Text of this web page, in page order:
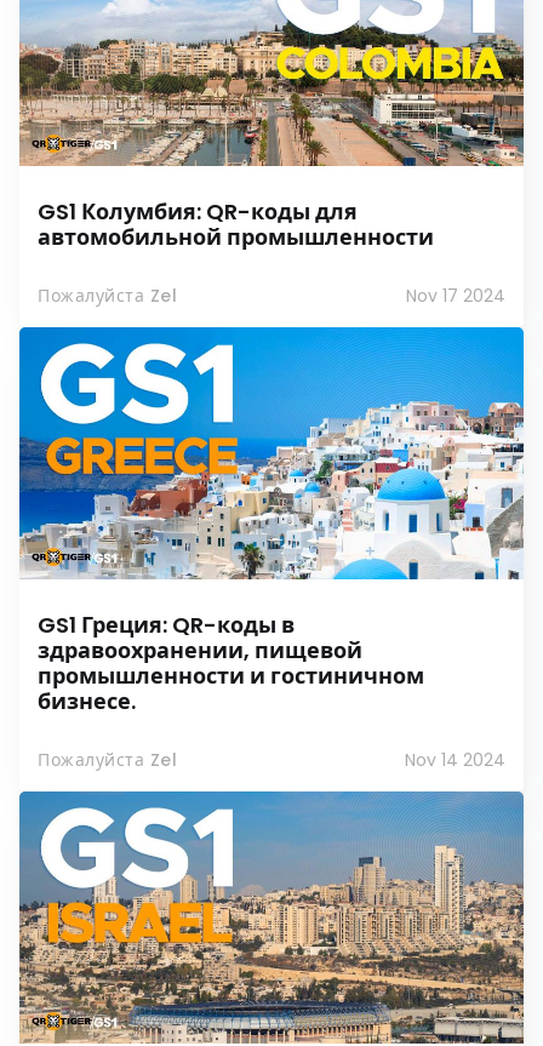
GS1 Колумбия: QR-коды для
автомобильной промышленности
Пожалуйста Zel Nov 17 2024
GS1 Греция: QR-коды в
здравоохранении, пищевой
промышленности и гостиничном
бизнесе.
Пожалуйста Zel Nov 14 2024